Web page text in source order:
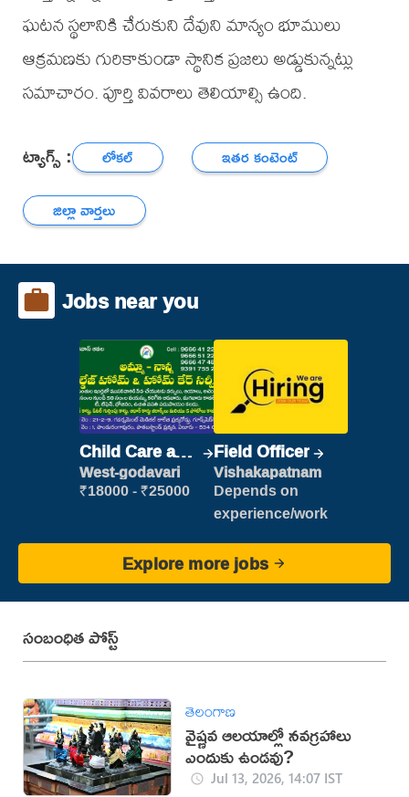
ఘటన స్థలానికి చేరుకుని దేవుని మాన్యం భూములు
ఆక్రమణకు గురికాకుండా స్థానిక ప్రజలు అడ్డుకున్నట్లు
సమాచారం. పూర్తి వివరాలు తెలియాల్సి ఉంది.
ట్యాగ్స్ : లోకల్
ఇతర కంటెంట్
జిల్లా వార్తలు
Jobs near you
Child Care and
Patient care
West-godavari
₹18000 - ₹25000
Field Officer
Vishakapatnam
Depends on
experience/work
Explore more jobs
సంబంధిత పోస్ట్
తెలంగాణ
వైష్ణవ ఆలయాల్లో నవగ్రహాలు
ఎందుకు ఉండవు?
Jul 13, 2026, 14:07 IST